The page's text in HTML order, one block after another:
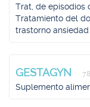
Trat, de episodios
Tratamiento del
trastorno
GESTAGYN
Suplemento